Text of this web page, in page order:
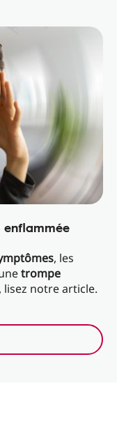
enflammée
, les
trompe
, lisez notre article.